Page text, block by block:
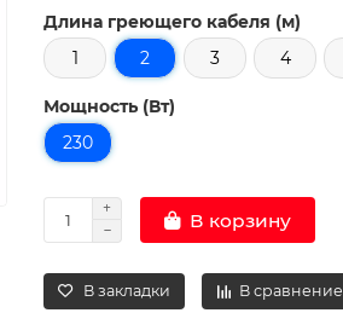
Длина греющего кабеля (м)
1
2 3 4
Мощность (Вт)
230
В корзину
В закладки В сравнение